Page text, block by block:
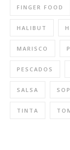
FINGER FOOD
HALIBUT
MARISCO
PESCADOS
SALSA
TINTA